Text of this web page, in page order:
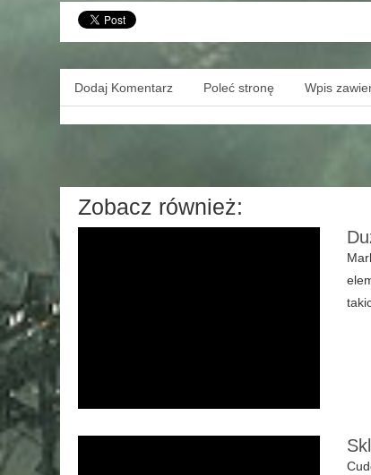
Dodaj Komentarz Poleć stronę Wpis
Zobacz również: